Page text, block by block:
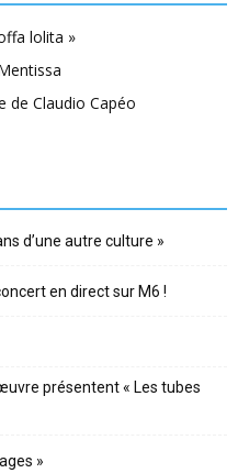
lolita »
de Claudio Capéo
d’une autre culture »
en direct sur M6 !
présentent « Les tubes
»